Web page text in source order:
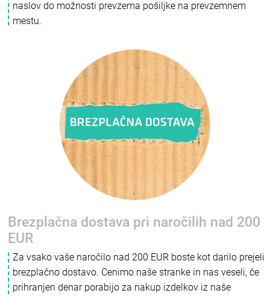
naslov do možnosti prevzema pošiljke na prevzemnem
mestu.
Brezplačna dostava pri naročilih nad 200
EUR
Za vsako vaše naročilo nad 200 EUR boste kot darilo prejeli
brezplačno dostavo. Cenimo naše stranke in nas veseli, če
prihranjen denar porabijo za nakup izdelkov iz naše